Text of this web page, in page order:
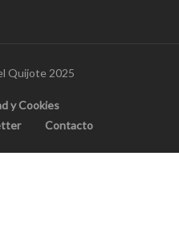
Quijote 2025
y Cookies
Contacto